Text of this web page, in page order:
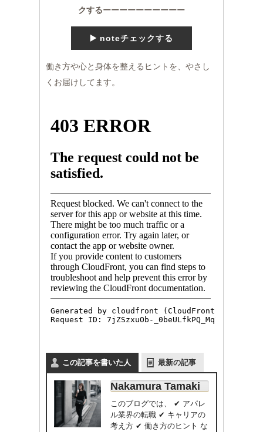
クするーーーーーーーーーー
▶️ noteチェックする
働き方や心と身体を整えるヒントを、やさし
くお届けしてます。
この記事を書いた人 最新の記事
Nakamura Tamaki
このブログでは、 ✔ アパレ
ル業界の転職 ✔ キャリアの
考え方 ✔ 働き方のヒント な